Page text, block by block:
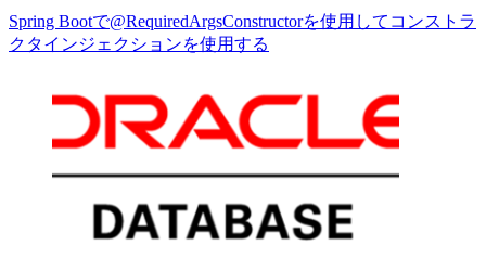
Spring Bootで@RequiredArgsConstructorを使用してコンストラ
クタインジェクションを使用する